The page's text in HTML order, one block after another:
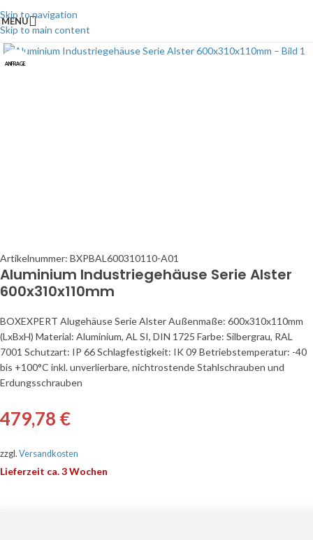
Skip to navigation
Skip to main content
MENU
ANFRAGE
Click to enlarge
Artikelnummer: BXPBAL600310110-A01
Aluminium Industriegehäuse Serie Alster
600x310x110mm
BOXEXPERT Alugehäuse Serie Alster Außenmaße: 600x310x110mm
(LxBxH) Material: Aluminium, AL SI, DIN 1725 Farbe: Silbergrau, RAL
7001 Schutzart: IP 66 Schlagfestigkeit: IK 09 Betriebstemperatur: -40
bis +100°C inkl. unverlierbare, nichtrostende Stahlschrauben und
Erdungsschrauben
479,78 €
zzgl. Versandkosten
Lieferzeit ca. 3 Wochen